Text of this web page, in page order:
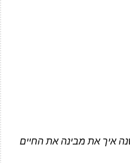
איך את מבינה את החיים